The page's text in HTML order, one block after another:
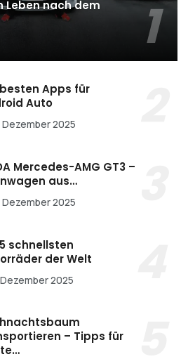
Leben nach dem
Apps für
Auto
Dezember 2025
Mercedes-AMG GT3 –
aus…
Dezember 2025
schnellsten
der Welt
Dezember 2025
– Tipps für